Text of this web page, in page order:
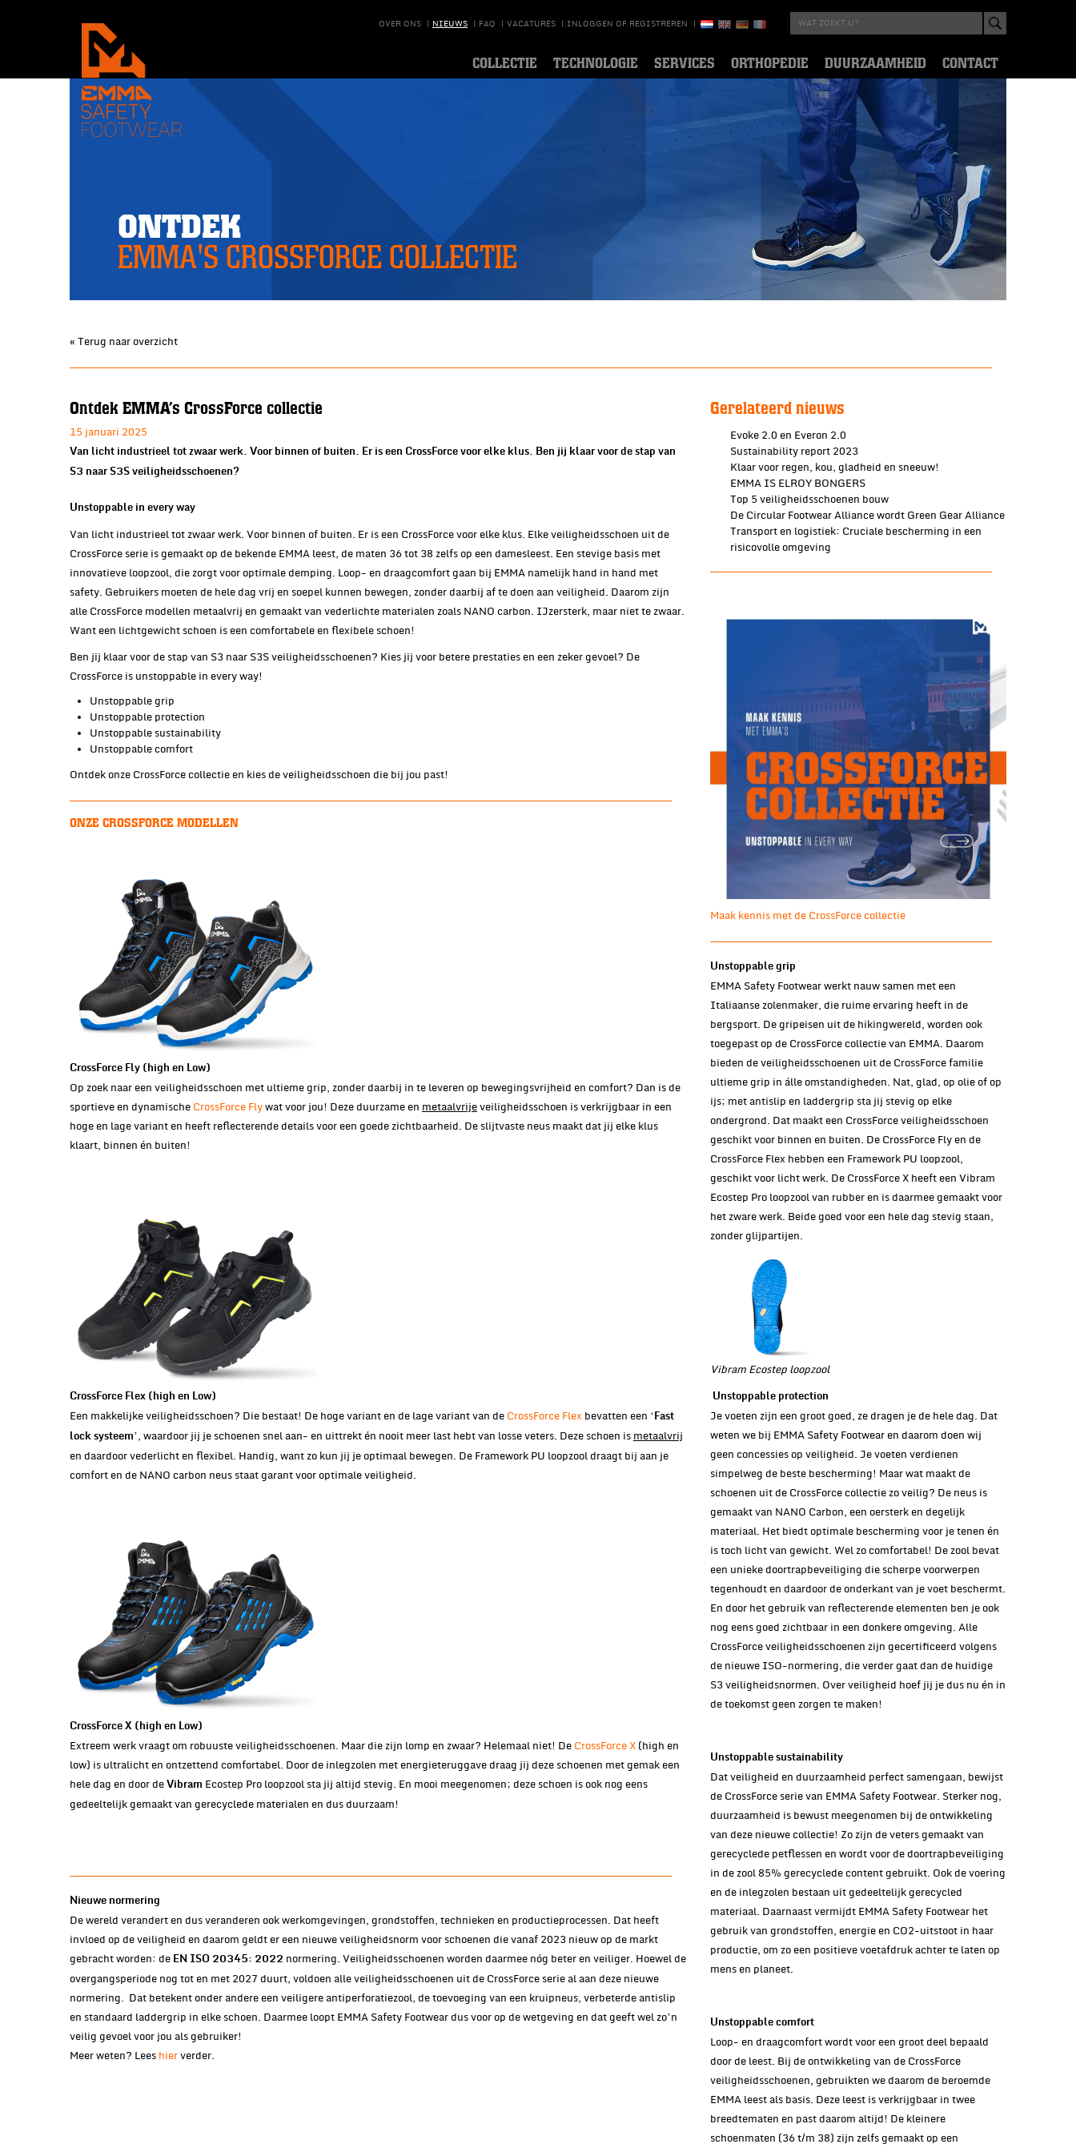
OVER ONS | NIEUWS | FAQ | VACATURES | INLOGGEN OF REGISTREREN |
COLLECTIE TECHNOLOGIE SERVICES ORTHOPEDIE DUURZAAMHEID CONTACT
ONTDEK
EMMA'S CROSSFORCE COLLECTIE
« Terug naar overzicht
Ontdek EMMA’s CrossForce collectie
15 januari 2025
Van licht industrieel tot zwaar werk. Voor binnen of buiten. Er is een CrossForce voor elke klus. Ben jij klaar voor de stap van
S3 naar S3S veiligheidsschoenen?
Unstoppable in every way
Van licht industrieel tot zwaar werk. Voor binnen of buiten. Er is een CrossForce voor elke klus. Elke veiligheidsschoen uit de
CrossForce serie is gemaakt op de bekende EMMA leest, de maten 36 tot 38 zelfs op een damesleest. Een stevige basis met
innovatieve loopzool, die zorgt voor optimale demping. Loop- en draagcomfort gaan bij EMMA namelijk hand in hand met
safety. Gebruikers moeten de hele dag vrij en soepel kunnen bewegen, zonder daarbij af te doen aan veiligheid. Daarom zijn
alle CrossForce modellen metaalvrij en gemaakt van vederlichte materialen zoals NANO carbon. IJzersterk, maar niet te zwaar.
Want een lichtgewicht schoen is een comfortabele en flexibele schoen!
Ben jij klaar voor de stap van S3 naar S3S veiligheidsschoenen? Kies jij voor betere prestaties en een zeker gevoel? De
CrossForce is unstoppable in every way!
Unstoppable grip
Unstoppable protection
Unstoppable sustainability
Unstoppable comfort
Ontdek onze CrossForce collectie en kies de veiligheidsschoen die bij jou past!
ONZE CROSSFORCE MODELLEN
CrossForce Fly (high en Low)
Op zoek naar een veiligheidsschoen met ultieme grip, zonder daarbij in te leveren op bewegingsvrijheid en comfort? Dan is de
sportieve en dynamische CrossForce Flywat voor jou! Deze duurzame en metaalvrijeveiligheidsschoen is verkrijgbaar in een
hoge en lage variant en heeft reflecterende details voor een goede zichtbaarheid. De slijtvaste neus maakt dat jij elke klus
klaart, binnen én buiten!
CrossForce Flex (high en Low)
Een makkelijke veiligheidsschoen? Die bestaat! De hoge variant en de lage variant van de CrossForce Flex bevatten een ‘ Fast
lock systeem’, waardoor jij je schoenen snel aan- en uittrekt én nooit meer last hebt van losse veters. Deze schoen is metaalvrij
en daardoor vederlicht en flexibel. Handig, want zo kun jij je optimaal bewegen. De Framework PU loopzool draagt bij aan je
comfort en de NANO carbon neus staat garant voor optimale veiligheid.
CrossForce X (high en Low)
Extreem werk vraagt om robuuste veiligheidsschoenen. Maar die zijn lomp en zwaar? Helemaal niet! De CrossForce X (high en
low) is ultralicht en ontzettend comfortabel. Door de inlegzolen met energieteruggave draag jij deze schoenen met gemak een
hele dag en door de Vibram Ecostep Pro loopzool sta jij altijd stevig. En mooi meegenomen; deze schoen is ook nog eens
gedeeltelijk gemaakt van gerecyclede materialen en dus duurzaam!
Nieuwe normering
De wereld verandert en dus veranderen ook werkomgevingen, grondstoffen, technieken en productieprocessen. Dat heeft
invloed op de veiligheid en daarom geldt er een nieuwe veiligheidsnorm voor schoenen die vanaf 2023 nieuw op de markt
gebracht worden: de EN ISO 20345: 2022 normering. Veiligheidsschoenen worden daarmee nóg beter en veiliger. Hoewel de
overgangsperiode nog tot en met 2027 duurt, voldoen alle veiligheidsschoenen uit de CrossForce serie al aan deze nieuwe
normering. Dat betekent onder andere een veiligere antiperforatiezool, de toevoeging van een kruipneus, verbeterde antislip
en standaard laddergrip in elke schoen. Daarmee loopt EMMA Safety Footwear dus voor op de wetgeving en dat geeft wel zo’n
veilig gevoel voor jou als gebruiker!
Meer weten? Lees hierverder.
Gerelateerd nieuws
Evoke 2.0 en Everon 2.0
Sustainability report 2023
Klaar voor regen, kou, gladheid en sneeuw!
EMMA IS ELROY BONGERS
Top 5 veiligheidsschoenen bouw
De Circular Footwear Alliance wordt Green Gear Alliance
Transport en logistiek: Cruciale bescherming in een
risicovolle omgeving
Maak kennis met de CrossForce collectie
Unstoppable grip
EMMA Safety Footwear werkt nauw samen met een
Italiaanse zolenmaker, die ruime ervaring heeft in de
bergsport. De gripeisen uit de hikingwereld, worden ook
toegepast op de CrossForce collectie van EMMA. Daarom
bieden de veiligheidsschoenen uit de CrossForce familie
ultieme grip in álle omstandigheden. Nat, glad, op olie of op
ijs; met antislip en laddergrip sta jij stevig op elke
ondergrond. Dat maakt een CrossForce veiligheidsschoen
geschikt voor binnen en buiten. De CrossForce Fly en de
CrossForce Flex hebben een Framework PU loopzool,
geschikt voor licht werk. De CrossForce X heeft een Vibram
Ecostep Pro loopzool van rubber en is daarmee gemaakt voor
het zware werk. Beide goed voor een hele dag stevig staan,
zonder glijpartijen.
Vibram Ecostep loopzool
Unstoppable protection
Je voeten zijn een groot goed, ze dragen je de hele dag. Dat
weten we bij EMMA Safety Footwear en daarom doen wij
geen concessies op veiligheid. Je voeten verdienen
simpelweg de beste bescherming! Maar wat maakt de
schoenen uit de CrossForce collectie zo veilig? De neus is
gemaakt van NANO Carbon, een oersterk en degelijk
materiaal. Het biedt optimale bescherming voor je tenen én
is toch licht van gewicht. Wel zo comfortabel! De zool bevat
een unieke doortrapbeveiliging die scherpe voorwerpen
tegenhoudt en daardoor de onderkant van je voet beschermt.
En door het gebruik van reflecterende elementen ben je ook
nog eens goed zichtbaar in een donkere omgeving. Alle
CrossForce veiligheidsschoenen zijn gecertificeerd volgens
de nieuwe ISO-normering, die verder gaat dan de huidige
S3 veiligheidsnormen. Over veiligheid hoef jij je dus nu én in
de toekomst geen zorgen te maken!
Unstoppable sustainability
Dat veiligheid en duurzaamheid perfect samengaan, bewijst
de CrossForce serie van EMMA Safety Footwear. Sterker nog,
duurzaamheid is bewust meegenomen bij de ontwikkeling
van deze nieuwe collectie! Zo zijn de veters gemaakt van
gerecyclede petflessen en wordt voor de doortrapbeveiliging
in de zool 85% gerecyclede content gebruikt. Ook de voering
en de inlegzolen bestaan uit gedeeltelijk gerecycled
materiaal. Daarnaast vermijdt EMMA Safety Footwear het
gebruik van grondstoffen, energie en CO2-uitstoot in haar
productie, om zo een positieve voetafdruk achter te laten op
mens en planeet.
Unstoppable comfort
Loop- en draagcomfort wordt voor een groot deel bepaald
door de leest. Bij de ontwikkeling van de CrossForce
veiligheidsschoenen, gebruikten we daarom de beroemde
EMMA leest als basis. Deze leest is verkrijgbaar in twee
breedtematen en past daarom altijd! De kleinere
schoenmaten (36 t/m 38) zijn zelfs gemaakt op een